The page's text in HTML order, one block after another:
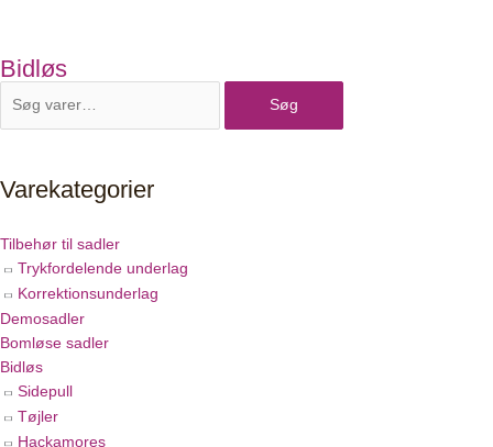
Bidløs
Søg
Varekategorier
Tilbehør til sadler
Trykfordelende underlag
Korrektionsunderlag
Demosadler
Bomløse sadler
Bidløs
Sidepull
Tøjler
Hackamores